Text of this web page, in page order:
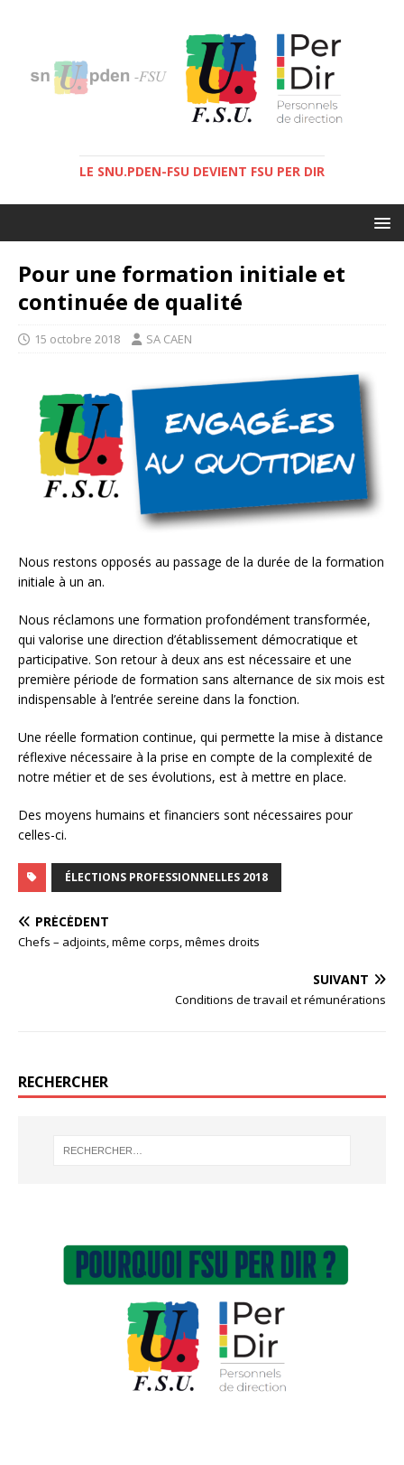
LE SNU.PDEN-FSU DEVIENT FSU PER DIR
Pour une formation initiale et
continuée de qualité
15 octobre 2018 SA CAEN
Nous restons opposés au passage de la durée de la formation
initiale à un an.
Nous réclamons une formation profondément transformée,
qui valorise une direction d’établissement démocratique et
participative. Son retour à deux ans est nécessaire et une
première période de formation sans alternance de six mois est
indispensable à l’entrée sereine dans la fonction.
Une réelle formation continue, qui permette la mise à distance
réflexive nécessaire à la prise en compte de la complexité de
notre métier et de ses évolutions, est à mettre en place.
Des moyens humains et financiers sont nécessaires pour
celles-ci.
ÉLECTIONS PROFESSIONNELLES 2018
PRÉCÉDENT
Chefs – adjoints, même corps, mêmes droits
SUIVANT
Conditions de travail et rémunérations
RECHERCHER